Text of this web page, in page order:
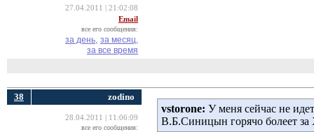
27.04.2011 | 21:02:08
Email
все его сообщения:
за день, за месяц,
за все время
38 zodino
28.04.2011 | 11:06:09
все его сообщения:
vstorone: У меня сейчас не
В.Б.Синицын горячо болеет за